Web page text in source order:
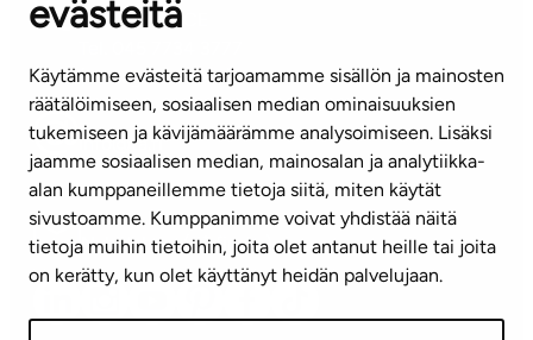
evästeitä
Käytämme evästeitä tarjoamamme sisällön ja mainosten
räätälöimiseen, sosiaalisen median ominaisuuksien
tukemiseen ja kävijämäärämme analysoimiseen. Lisäksi
jaamme sosiaalisen median, mainosalan ja analytiikka-
alan kumppaneillemme tietoja siitä, miten käytät
sivustoamme. Kumppanimme voivat yhdistää näitä
tietoja muihin tietoihin, joita olet antanut heille tai joita
on kerätty, kun olet käyttänyt heidän palvelujaan.
KUNDSERVICE
(vardagar kl. 8–16)
info@ta.fi
Nyhetsbrev (på finska)